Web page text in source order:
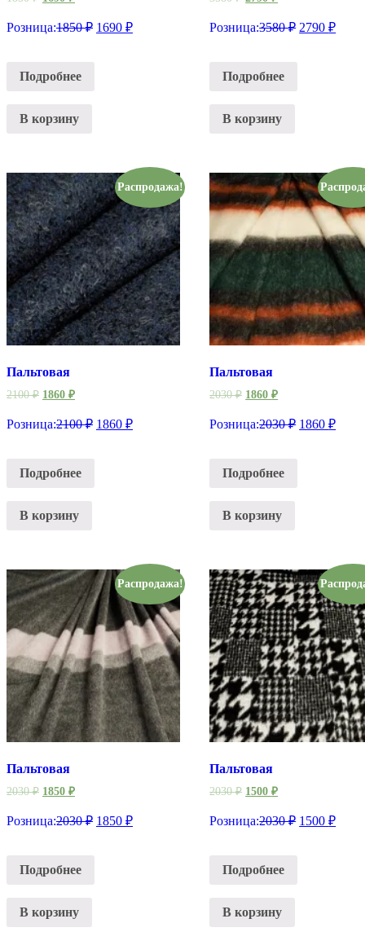
Розница:1850₽ 1690 ₽
Подробнее
В корзину
Розница:3580₽ 2790₽
Подробнее
В корзину
Распродажа!
Пальтовая
2100₽ 1860 ₽
Розница:2100₽ 1860 ₽
Подробнее
В корзину
Пальтовая
2030₽ 1860₽
Розница:2030₽ 1860₽
Подробнее
В корзину
Распродажа!
Пальтовая
2030₽ 1850 ₽
Розница:2030₽ 1850 ₽
Подробнее
В корзину
Пальтовая
2030₽ 1500₽
Розница:2030₽ 1500₽
Подробнее
В корзину